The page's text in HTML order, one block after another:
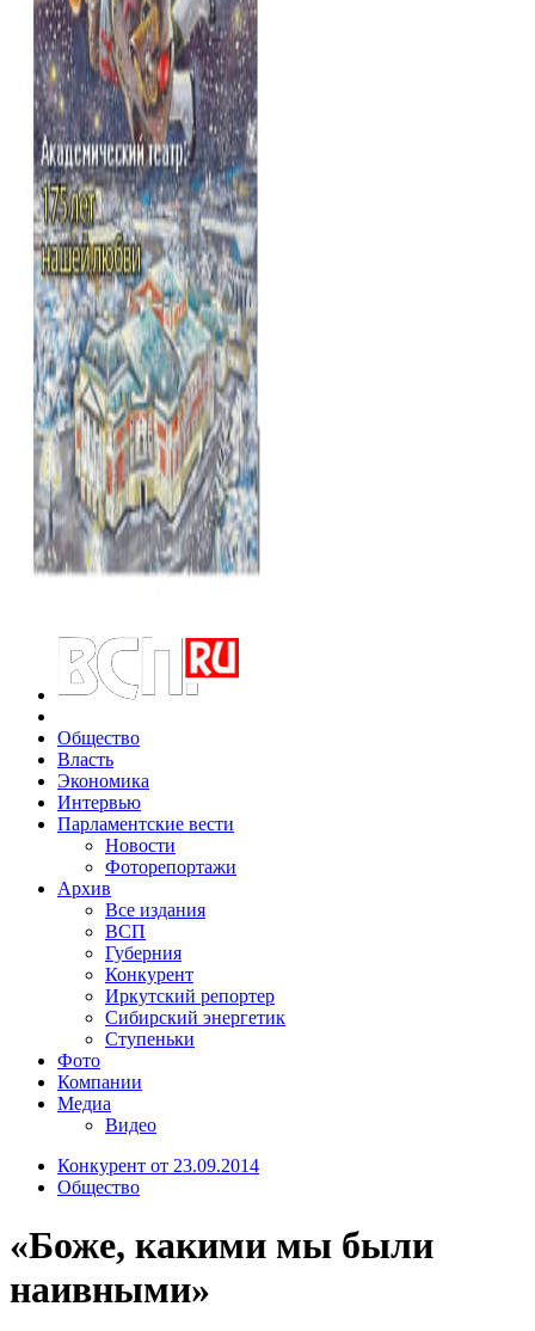
Общество
Власть
Экономика
Интервью
Парламентские вести
Новости
Фоторепортажи
Архив
Все издания
ВСП
Губерния
Конкурент
Иркутский репортер
Сибирский энергетик
Ступеньки
Фото
Компании
Медиа
Видео
Конкурент от 23.09.2014
Общество
«Боже, какими мы были
наивными»